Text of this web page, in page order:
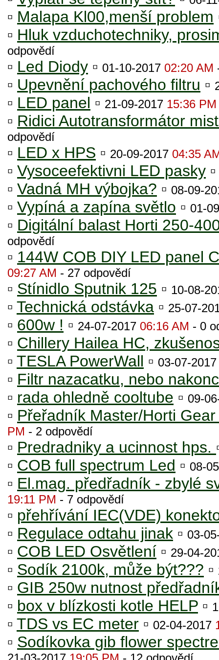
▫ Malapa Kl00,menší problem
▫ Hluk vzduchotechniky,
odpovědí
▫ Led Diody ▫ 01-10-2017 02:20 AM
▫ Upevnění pachového filtru ▫
▫ LED panel ▫ 21-09-2017 15:36 PM
▫ Ridici Autotransformátor
odpovědí
▫ LED x HPS ▫ 20-09-2017 04:35
▫ Vysoceefektivni LED pasky
▫ Vadná MH výbojka? ▫ 08-09-
▫ Vypíná a zapína světlo ▫ 01-
▫ Digitální balast Horti 250-
odpovědí
▫ 144W COB DIY LED panel
09:27 AM - 27 odpovědí
▫ Stínidlo Sputnik 125 ▫ 10-08-
▫ Technická odstávka ▫ 25-07-
▫ 600w ! ▫ 24-07-2017 06:16 AM - 0
▫ Chillery Hailea HC,
▫ TESLA PowerWall ▫ 03-07-
▫ Filtr nazacatku, nebo
▫ rada ohledně cooltube ▫ 09-
▫ Přeřadník Master/Horti
PM - 2 odpovědí
▫ Predradniky a ucinnost hps.
▫ COB full spectrum Led ▫ 08-
▫ El.mag. předřadník - zbylé
19:11 PM - 7 odpovědí
▫ přehřívání IEC(VDE)
▫ Regulace odtahu jinak ▫ 03-
▫ COB LED Osvětlení ▫ 29-04-
▫ Sodík 2100k, může být??? ▫
▫ GIB 250w nutnost
▫ box v blízkosti kotle HELP ▫
▫ TDS vs EC meter ▫ 02-04-2017
▫ Sodíkovka gib flower